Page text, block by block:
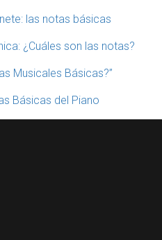
las notas básicas
¿Cuáles son las notas?
Musicales Básicas?”
Básicas del Piano